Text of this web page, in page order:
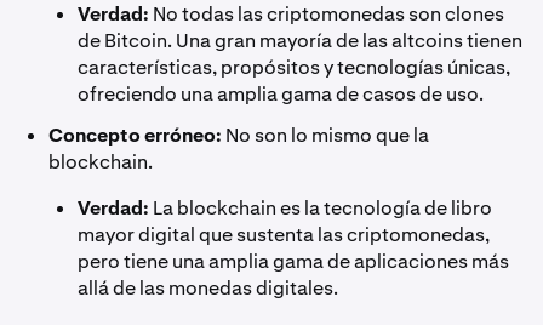
Verdad: No todas las criptomonedas son clones
de Bitcoin. Una gran mayoría de las altcoins tienen
características, propósitos y tecnologías únicas,
ofreciendo una amplia gama de casos de uso.
Concepto erróneo: No son lo mismo que la
blockchain.
Verdad: La blockchain es la tecnología de libro
mayor digital que sustenta las criptomonedas,
pero tiene una amplia gama de aplicaciones más
allá de las monedas digitales.